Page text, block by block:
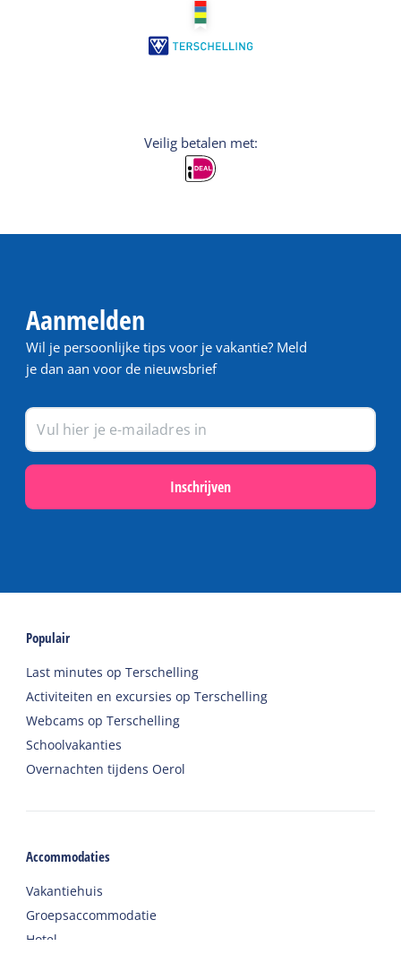
Veilig betalen met:
Aanmelden
Wil je persoonlijke tips voor je vakantie? Meld
je dan aan voor de nieuwsbrief
Inschrijven
Populair
Last minutes op Terschelling
Activiteiten en excursies op Terschelling
Webcams op Terschelling
Schoolvakanties
Overnachten tijdens Oerol
Accommodaties
Vakantiehuis
Groepsaccommodatie
Hotel